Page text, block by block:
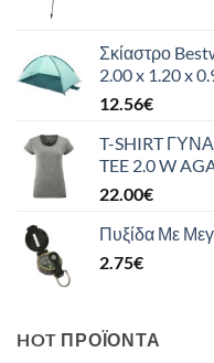
Σκίαστρο
2.00 x 1.20 x
12.56€
T-SHIRT
TEE 2.0 W
22.00€
Πυξίδα Με
2.75€
HOT ΠΡΟΪΌΝΤΑ